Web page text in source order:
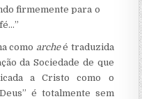
firmemente para o
como archeé traduzida
da Sociedade de que
a Cristo como o
é totalmente sem